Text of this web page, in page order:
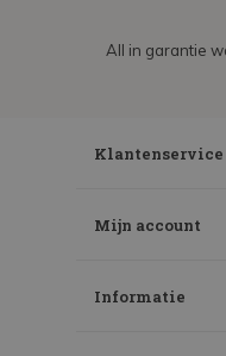
All in garantie
Klantenservice
Mijn account
Informatie